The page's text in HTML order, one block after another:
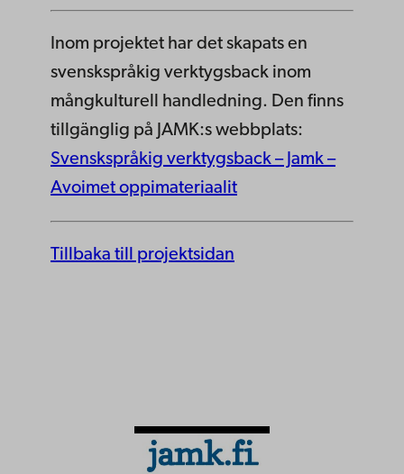
Inom projektet har det skapats en
svenskspråkig verktygsback inom
mångkulturell handledning. Den finns
tillgänglig på JAMK:s webbplats:
Svenskspråkig verktygsback – Jamk –
Avoimet oppimateriaalit
Tillbaka till projektsidan